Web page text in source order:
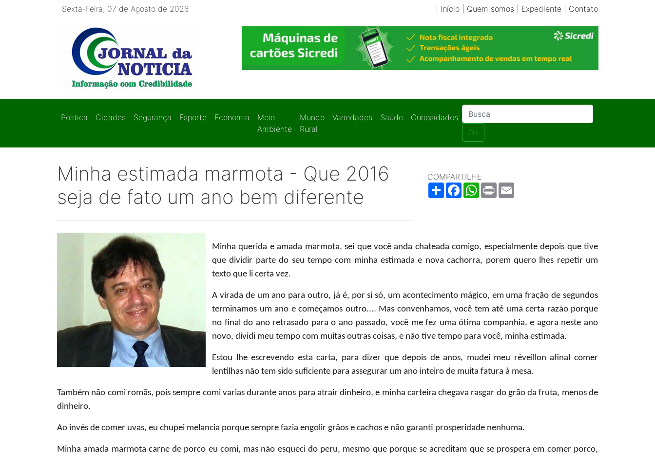
Sexta-Feira, 07 de Agosto de 2026 Início| Quem somos Expediente| Contato
Politica Cidades Segurança Esporte Economia
Meio
Ambiente
Mundo
Rural
Variedades Saúde
Curiosidades
Ok
Minha estimada marmota - Que 2016
seja de fato um ano bem diferente
COMPARTILHE
ShareFacebookWhatsApp
Print
Minha querida e amada marmota, sei que você anda chateada comigo, especialmente depois que tive
que dividir parte do seu tempo com minha estimada e nova cachorra, porem quero lhes repetir um
texto que li certa vez.
A virada de um ano para outro, já é, por si só, um acontecimento mágico, em uma fração de segundos
terminamos um ano e começamos outro.... Mas convenhamos, você tem até uma certa razão porque
no final do ano retrasado para o ano passado, você me fez uma ótima companhia, e agora neste ano
novo, dividi meu tempo com muitas outras coisas, e não tive tempo para você, minha estimada.
Estou lhe escrevendo esta carta, para dizer que depois de anos, mudei meu réveillon afinal comer
lentilhas não tem sido suficiente para assegurar um ano inteiro de muita fatura à mesa.
Também não comi romãs, pois sempre comi varias durante anos para atrair dinheiro, e minha carteira chegava rasgar do grão da fruta, menos de
dinheiro.
Ao invés de comer uvas, eu chupei melancia porque sempre fazia engolir grãos e cachos e não garanti prosperidade nenhuma.
Minha amada marmota carne de porco eu comi, mas não esqueci do peru, mesmo que porque se acreditam que se prospera em comer porco,